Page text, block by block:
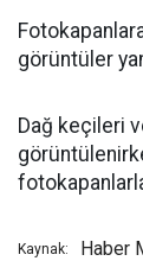
görüntüler
Dağ keçileri
Kaynak: Haber